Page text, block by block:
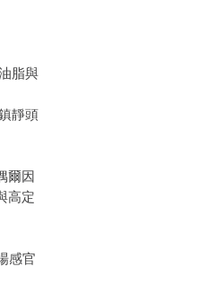
脂與
靜頭
爾因
高定
感官